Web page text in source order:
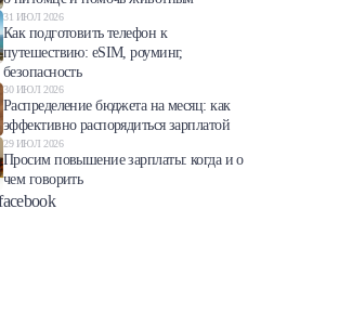
31 ИЮЛ 2026
Как подготовить телефон к
путешествию: eSIM, роуминг,
безопасность
30 ИЮЛ 2026
Распределение бюджета на месяц: как
эффективно распорядиться зарплатой
29 ИЮЛ 2026
Просим повышение зарплаты: когда и о
чем говорить